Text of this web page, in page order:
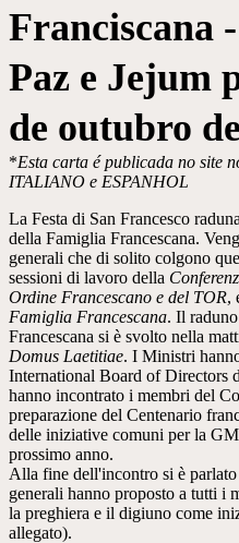
Franciscana
Paz e Jejum
de outubro
*Esta carta é publicada no site
ITALIANO e ESPANHOL
La Festa di San Francesco
della Famiglia Francescana.
generali che di solito colgono
sessioni di lavoro della
Ordine Francescano e del TOR,
Famiglia Francescana. Il
Francescana si è svolto nella
Domus Laetitiae. I Ministri
International Board of Directors
hanno incontrato i membri del
preparazione del Centenario
delle iniziative comuni per la
prossimo anno.
Alla fine dell'incontro si è
generali hanno proposto a tutti i
la preghiera e il digiuno come
allegato).